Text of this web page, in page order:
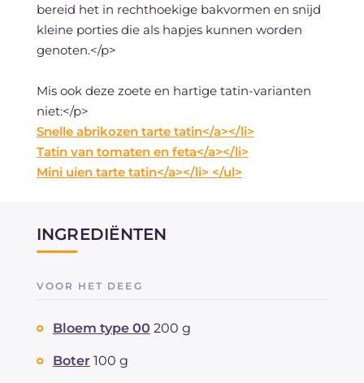
bereid het in rechthoekige bakvormen en snijd
kleine porties die als hapjes kunnen worden
genoten.</p>
Mis ook deze zoete en hartige tatin-varianten
niet:</p>
Snelle abrikozen tarte tatin</a></li>
Tatin van tomaten en feta</a></li>
Mini uien tarte tatin</a></li> </ul>
INGREDIËNTEN
VOOR HET DEEG
Bloem type 00 200 g
Boter 100 g